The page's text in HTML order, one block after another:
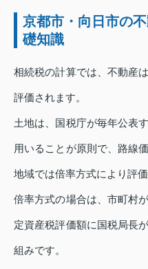
京都市・向日市の
礎知識
相続税の計算では、不動産
評価されます。
土地は、国税庁が毎年公表
用いることが原則で、路線
地域では倍率方式により評価
倍率方式の場合は、市町村
定資産税評価額に国税局長
組みです。